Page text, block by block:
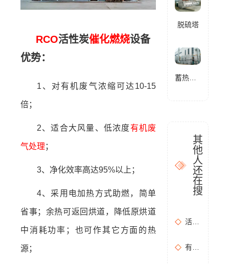
RCO活性炭催化燃烧设备
优势：
1、对有机废气浓缩可达10-15
倍；
2、适合大风量、低浓度有机废
气处理 ；
3、净化效率高达95%以上；
4、采用电加热方式助燃，简单
省事；余热可返回烘道，降低原烘道
中消耗功率；也可作其它方面的热
源；
脱硫塔
其
他
人
还
在
搜